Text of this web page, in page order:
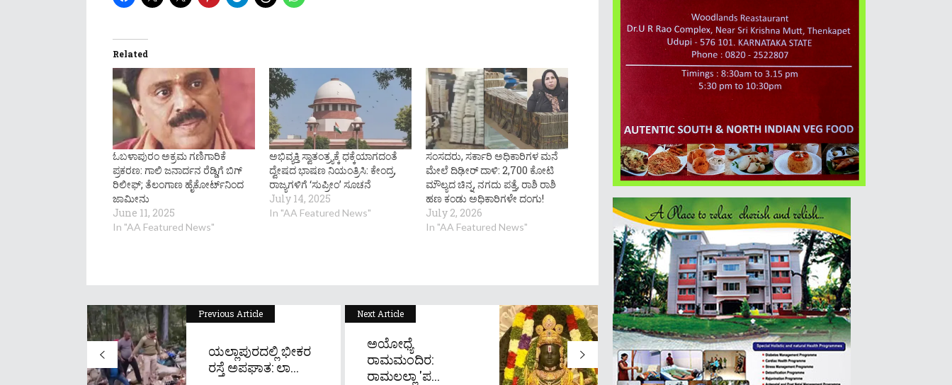
Related
ಓಬಳಾಪುರಂ ಅಕ್ರಮ ಗಣಿಗಾರಿಕೆ
ಪ್ರಕರಣ: ಗಾಲಿ ಜನಾರ್ದನ ರೆಡ್ಡಿಗೆ ಬಿಗ್‌
ರಿಲೀಫ್‌; ತೆಲಂಗಾಣ ಹೈಕೋರ್ಟ್‌ನಿಂದ
ಜಾಮೀನು
June 11, 2025
In "AA Featured News"
ಅಭಿವ್ಯಕ್ತಿ ಸ್ವಾತಂತ್ರ್ಯಕ್ಕೆ ಧಕ್ಕೆಯಾಗದಂತೆ
ದ್ವೇಷದ ಭಾಷಣ ನಿಯಂತ್ರಿಸಿ: ಕೇಂದ್ರ,
ರಾಜ್ಯಗಳಿಗೆ ‘ಸುಪ್ರೀಂ’ ಸೂಚನೆ
July 14, 2025
In "AA Featured News"
ಸಂಸದರು, ಸರ್ಕಾರಿ ಅಧಿಕಾರಿಗಳ ಮನೆ
ಮೇಲೆ ದಿಢೀರ್ ದಾಳಿ: 2,700 ಕೋಟಿ
ಮೌಲ್ಯದ ಚಿನ್ನ, ನಗದು ಪತ್ತೆ, ರಾಶಿ ರಾಶಿ
ಹಣ ಕಂಡು ಅಧಿಕಾರಿಗಳೇ ದಂಗು!
July 2, 2026
In "AA Featured News"
Previous Article
ಯಲ್ಲಾಪುರದಲ್ಲಿ ಭೀಕರ
ರಸ್ತೆ ಅಪಘಾತ: ಲಾ...
Next Article
ಅಯೋಧ್ಯೆ
ರಾಮಮಂದಿರ:
ರಾಮಲಲ್ಲಾ 'ಪ...